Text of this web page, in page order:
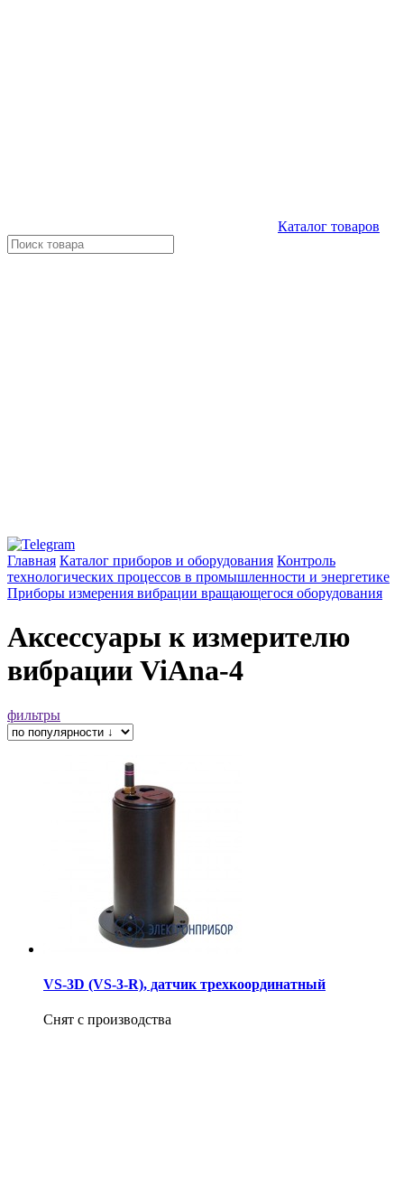
Каталог товаров
Главная Каталог приборов и оборудования Контроль
технологических процессов в промышленности и энергетике
Приборы измерения вибрации вращающегося оборудования
Аксессуары к измерителю
вибрации ViAna-4
фильтры
VS-3D (VS-3-R), датчик трехкоординатный
Снят с производства